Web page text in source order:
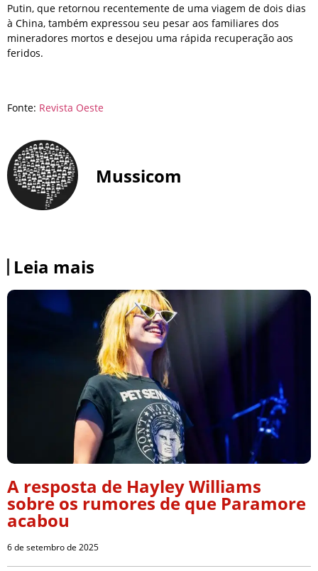
Putin, que retornou recentemente de uma viagem de dois dias
à China, também expressou seu pesar aos familiares dos
mineradores mortos e desejou uma rápida recuperação aos
feridos.
Fonte: Revista Oeste
Mussicom
Leia mais
A resposta de Hayley Williams
sobre os rumores de que Paramore
acabou
6 de setembro de 2025